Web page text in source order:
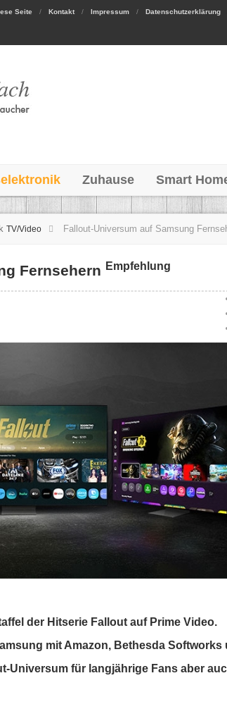
Seite Kontakt Impressum Datenschutzerklärung
Zuhause Smart
TV/Video Fallout-Universum auf Samsung
Fernsehern Empfehlung
der Hitserie Fallout auf Prime Video.
mit Amazon, Bethesda Softworks
Universum für langjährige Fans aber